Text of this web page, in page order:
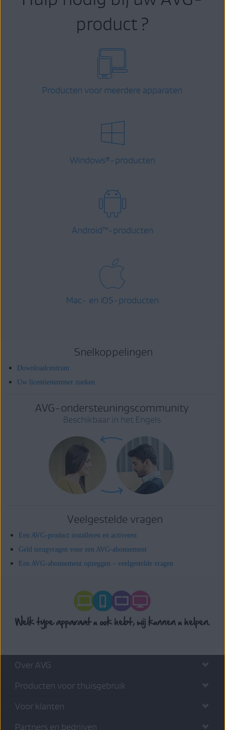
product ?
Producten voor meerdere apparaten
Windows® -producten
Android™-producten
Mac- en iOS-producten
Snelkoppelingen
Downloadcentrum
Uw licentienummer zoeken
AVG-ondersteuningscommunity
Beschikbaar in het Engels
Veelgestelde vragen
Een AVG-product installeren en activeren
Geld terugvragen voor een AVG-abonnement
Een AVG-abonnement opzeggen – veelgestelde vragen
Over AVG
Producten voor thuisgebruik
Voor klanten
Partners en bedrijven